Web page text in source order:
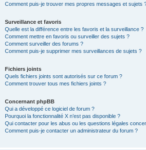
Comment puis-je trouver mes propres messages et sujets
Surveillance et favoris
Quelle est la différence entre les favoris et la surveillance ?
Comment mettre en favoris ou surveiller des sujets ?
Comment surveiller des forums ?
Comment puis-je supprimer mes surveillances de sujets ?
Fichiers joints
Quels fichiers joints sont autorisés sur ce forum ?
Comment trouver tous mes fichiers joints ?
Concernant phpBB
Qui a développé ce logiciel de forum ?
Pourquoi la fonctionnalité X n’est pas disponible ?
Qui contacter pour les abus ou les questions légales
Comment puis-je contacter un administrateur du forum ?